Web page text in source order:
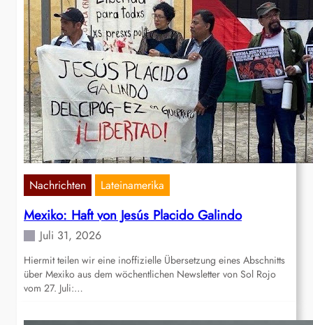
Nachrichten Lateinamerika
Mexiko: Haft von Jesús Placido Galindo
Juli 31, 2026
Hiermit teilen wir eine inoffizielle Übersetzung eines Abschnitts
über Mexiko aus dem wöchentlichen Newsletter von Sol Rojo
vom 27. Juli:…